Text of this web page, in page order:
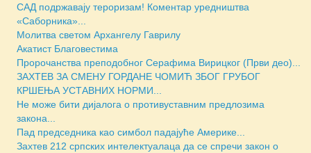
САД подржавају тероризам! Коментар уредништва
«Саборника»...
Молитва светом Архангелу Гаврилу
Акатист Благовестима
Пророчанства преподобног Серафима Вирицког (Први део)...
ЗАХТЕВ ЗА СМЕНУ ГОРДАНЕ ЧОМИЋ ЗБОГ ГРУБОГ
КРШЕЊА УСТАВНИХ НОРМИ...
Не може бити дијалога о противуставним предлозима
закона...
Пад председника као симбол падајуће Америке...
Захтев 212 српских интелектуалаца да се спречи закон о